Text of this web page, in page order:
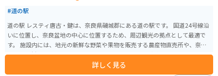
#道の駅
道の駅 レスティ唐古・鍵は、奈良県磯城郡にある道の駅です。 国道24号線沿
いに位置し、奈良盆地の中心に位置するため、周辺観光の拠点として最適で
す。 施設内には、地元の新鮮な野菜や果物を販売する農産物直売所や、奈良
県産の食材を使用したレストラン、お土産コーナーなどがあります。 また、
併設されている唐古・鍵遺跡史跡公園は、弥生時代の大規模な環濠集落跡で
あり、歴史好きには必見です。 バイクで訪れる場合は、道の駅に隣接する無
詳しく見る